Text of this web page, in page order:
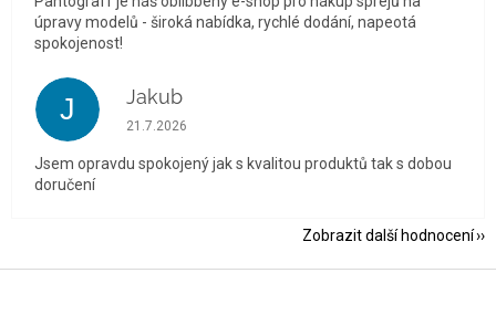
úpravy modelů - široká nabídka, rychlé dodání, napeotá
spokojenost!
J Jakub
Hodnocení obchodu je 5 z 5 hvězdiček.
21.7.2026
Jsem opravdu spokojený jak s kvalitou produktů tak s dobou
doručení
Zobrazit další hodnocení